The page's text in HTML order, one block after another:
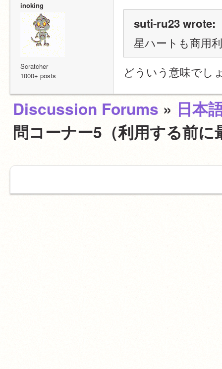
inoking
Scratcher
1000+ posts
suti-ru23 wrote:
星ハートも商用
どういう意味でし
Discussion Forums » 日本
問コーナー5（利用する前